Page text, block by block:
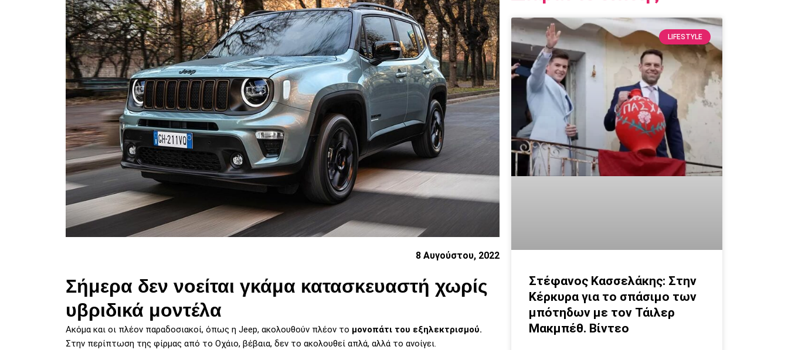
8 Αυγούστου, 2022
Σήμερα δεν νοείται γκάμα κατασκευαστή χωρίς
υβριδικά μοντέλα
Ακόμα και οι πλέον παραδοσιακοί, όπως η Jeep, ακολουθούν πλέον το μονοπάτι του εξηλεκτρισμού.
Στην περίπτωση της φίρμας από το Οχάιο, βέβαια, δεν το ακολουθεί απλά, αλλά το ανοίγει.
LIFESTYLE
Στέφανος Κασσελάκης: Στην
Κέρκυρα για το σπάσιμο των
μπότηδων με τον Τάιλερ
Μακμπέθ. Βίντεο